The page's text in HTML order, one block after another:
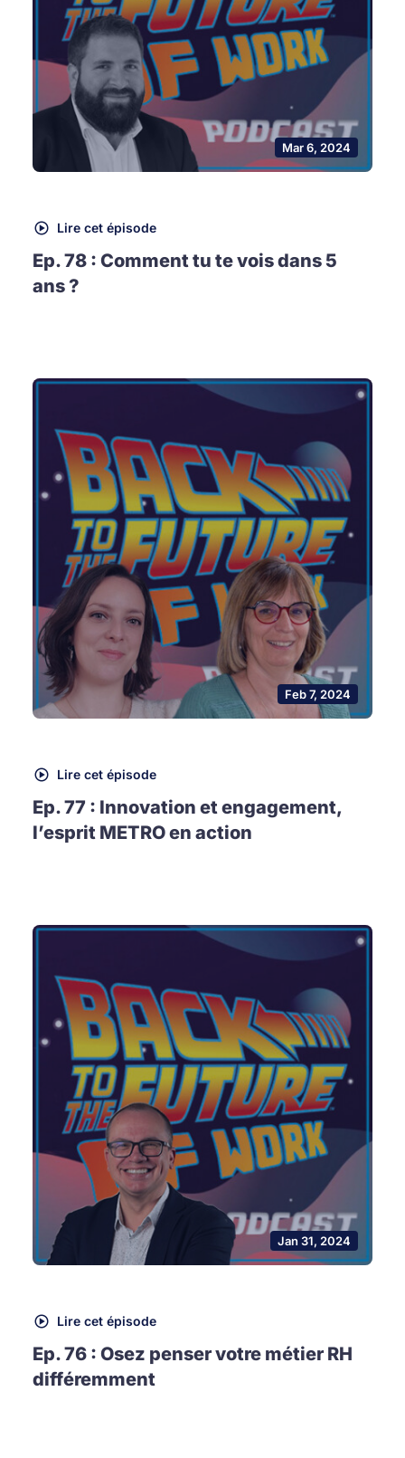
Mar 6, 2024
Lire cet épisode
Ep. 78 : Comment tu te vois dans 5
ans ?
Feb 7, 2024
Lire cet épisode
Ep. 77 : Innovation et engagement,
l’esprit METRO en action
Jan 31, 2024
Lire cet épisode
Ep. 76 : Osez penser votre métier RH
différemment